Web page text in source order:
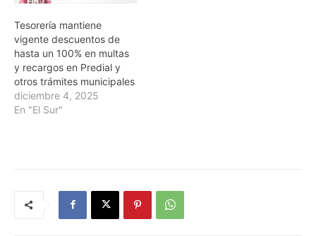
Tesorería mantiene
vigente descuentos de
hasta un 100% en multas
y recargos en Predial y
otros trámites municipales
diciembre 4, 2025
En "El Sur"